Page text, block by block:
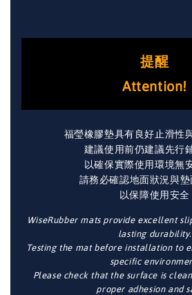
提醒
Attention!
福瑩橡膠墊具有良好止滑性
建議使用前仍建議先行
以確保實際使用環境無
請務必確認地面狀況與
以保障使用安全
WiseRubber mats provide excellent
lasting durability.
Testing the mat before installation to
specific
Please check that the surface is
proper adhesion and